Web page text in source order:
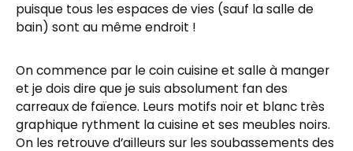
puisque tous les espaces de vies (sauf la salle de
bain) sont au même endroit !
On commence par le coin cuisine et salle à manger
et je dois dire que je suis absolument fan des
carreaux de faïence. Leurs motifs noir et blanc très
graphique rythment la cuisine et ses meubles noirs.
On les retrouve d’ailleurs sur les soubassements des